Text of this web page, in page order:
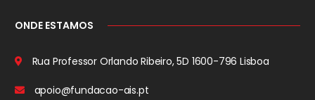
ONDE ESTAMOS
Rua Professor Orlando Ribeiro, 5D 1600-796 Lisboa
apoio@fundacao-ais.pt